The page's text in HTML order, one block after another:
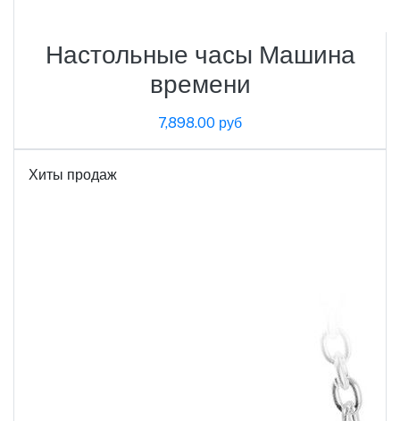
Настольные часы Машина
времени
7,898.00 руб
Хиты продаж